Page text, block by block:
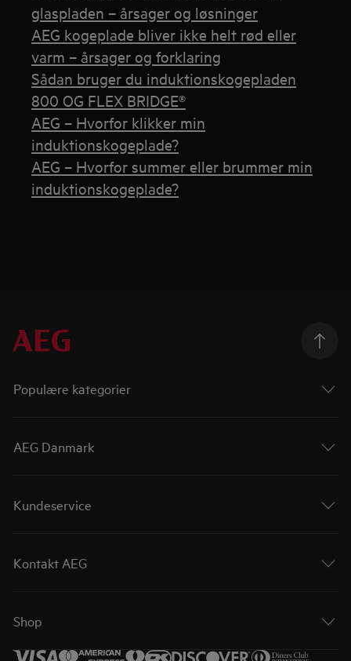
glaspladen – årsager og løsninger
AEG kogeplade bliver ikke helt rød eller
varm – årsager og forklaring
Sådan bruger du induktionskogepladen
800 OG FLEX BRIDGE®
AEG – Hvorfor klikker min
induktionskogeplade?
AEG – Hvorfor summer eller brummer min
induktionskogeplade?
Populære kategorier
AEG Danmark
Kundeservice
Kontakt AEG
Shop